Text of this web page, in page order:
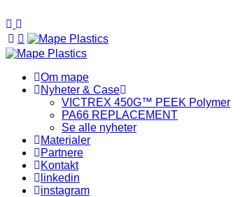
Om mape
Nyheter & Case
VICTREX 450G™ PEEK Polymer
PA66 REPLACEMENT
Se alle nyheter
Materialer
Partnere
Kontakt
linkedin
instagram